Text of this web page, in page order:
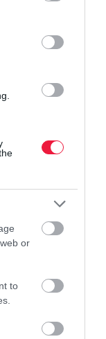
party tags to
in below Google
or
to